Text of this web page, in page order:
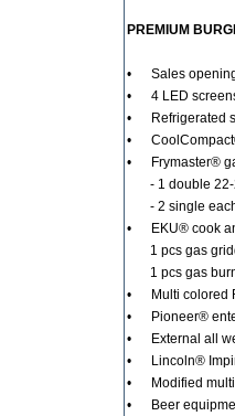
PREMIUM
• Sales opening
• 4 LED
• Refrigerated
• CoolCompact
• Frymaster®
- 1 double 22-
- 2 single each
• EKU® cook
1 pcs gas
1 pcs gas
• Multi colored
• Pioneer®
• External all
• Lincoln®
• Modified
• Beer